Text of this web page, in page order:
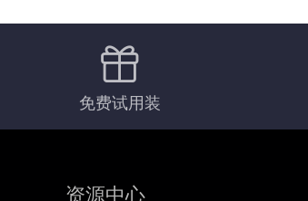
免费试用装
资源中心